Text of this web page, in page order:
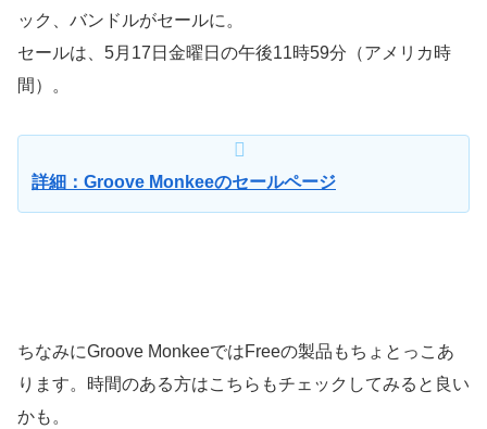
ック、バンドルがセールに。
セールは、5月17日金曜日の午後11時59分（アメリカ時
間）。
詳細：Groove Monkeeのセールページ
ちなみにGroove MonkeeではFreeの製品もちょとっこあ
ります。時間のある方はこちらもチェックしてみると良い
かも。